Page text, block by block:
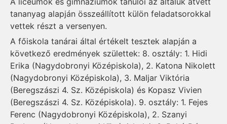
tananyag alapján összeállított külön feladatsorokkal
vettek részt a versenyen.
A főiskola tanárai által értékelt tesztek alapján a
következő eredmények születtek: 8. osztály: 1. Hidi
Erika (Nagydobronyi Középiskola), 2. Katona Nikolett
(Nagydobronyi Középiskola), 3. Maljar Viktória
(Beregszászi 4. Sz. Középiskola) és Kopasz Vivien
(Beregszászi 4. Sz. Középiskola). 9. osztály: 1. Fejes
Ferenc (Nagydobronyi Középiskola), 2. Szanyi